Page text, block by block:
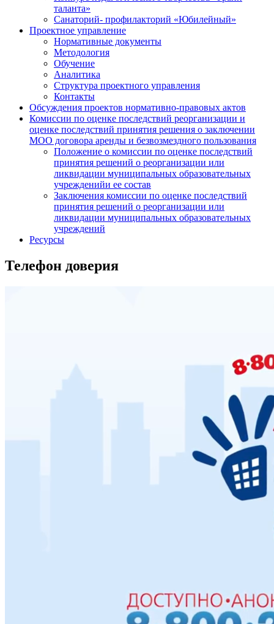
таланта»
Санаторий- профилакторий «Юбилейный»
Проектное управление
Нормативные документы
Методология
Обучение
Аналитика
Структура проектного управления
Контакты
Обсуждения проектов нормативно-правовых актов
Комиссии по оценке последствий реорганизации и
оценке последствий принятия решения о заключении
МОО договора аренды и безвозмездного пользования
Положение о комиссии по оценке последствий
принятия решений о реорганизации или
ликвидации муниципальных образовательных
учрежденийи ее состав
Заключения комиссии по оценке последствий
принятия решений о реорганизации или
ликвидации муниципальных образовательных
учреждений
Ресурсы
Телефон доверия